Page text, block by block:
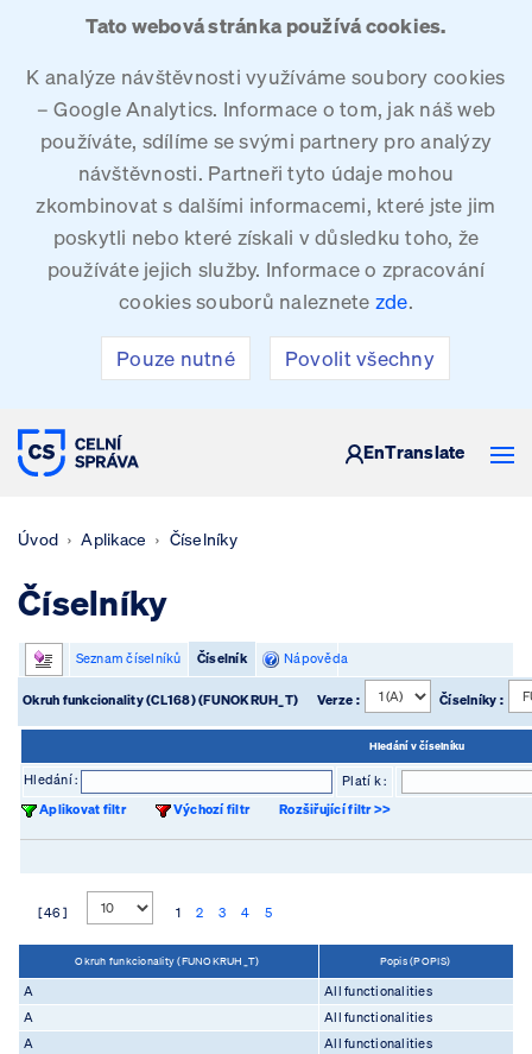
Tato webová stránka používá cookies.
K analýze návštěvnosti využíváme soubory cookies
– Google Analytics. Informace o tom, jak náš web
používáte, sdílíme se svými partnery pro analýzy
návštěvnosti. Partneři tyto údaje mohou
zkombinovat s dalšími informacemi, které jste jim
poskytli nebo které získali v důsledku toho, že
používáte jejich služby. Informace o zpracování
cookies souborů naleznete zde.
Pouze nutné Povolit všechny
CELNÍ SPRÁVA ČESKÉ REPUBLIKY
EnTranslate
Úvod Aplikace Číselníky
Číselníky
Seznam číselníků Číselník Nápověda
Okruh funkcionality (CL168) (FUNOKRUH_T) Verze : Číselníky :
Hledání v číselníku
Hledání :
Platí k :
Aplikovat filtr
Výchozí filtr Rozšiřující filtr >>
[ 46 ] 1 2 3 4 5
Okruh funkcionality (FUNOKRUH_T) Popis (POPIS)
A
All functionalities
A
All functionalities
A
All functionalities